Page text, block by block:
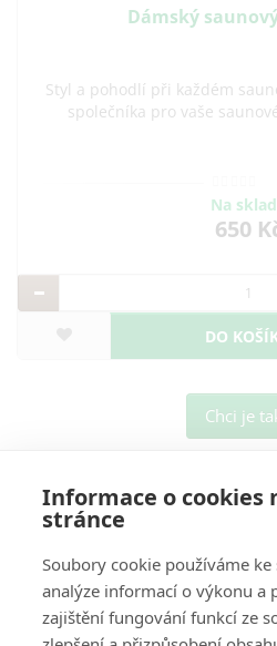
Informace o cookies
stránce
Soubory cookie používáme
analýze informací o výkonu a
zajištění fungování funkcí ze
Dámský
Styl a pohodlí při každém
společníka pro vaše
Na
650
DO
Chci je
O Nás